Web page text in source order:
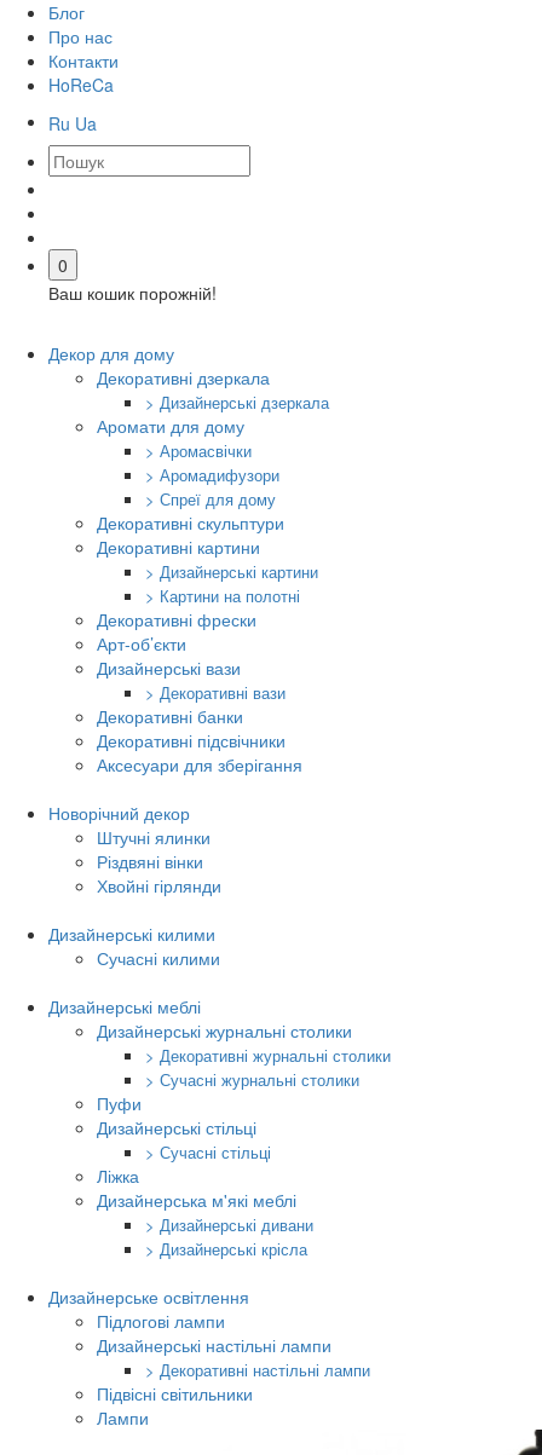
Блог
Про нас
Контакти
HoReCa
Ru Ua
0
Ваш кошик порожній!
Декор для дому
Декоративні дзеркала
> Дизайнерські дзеркала
Аромати для дому
> Аромасвічки
> Аромадифузори
> Спреї для дому
Декоративні скульптури
Декоративні картини
> Дизайнерські картини
> Картини на полотні
Декоративні фрески
Арт-об’єкти
Дизайнерські вази
> Декоративні вази
Декоративні банки
Декоративні підсвічники
Аксесуари для зберігання
Новорічний декор
Штучні ялинки
Різдвяні вінки
Хвойні гірлянди
Дизайнерські килими
Сучасні килими
Дизайнерські меблі
Дизайнерські журнальні столики
> Декоративні журнальні столики
> Сучасні журнальні столики
Пуфи
Дизайнерські стільці
> Сучасні стільці
Ліжка
Дизайнерська м'які меблі
> Дизайнерські дивани
> Дизайнерські крісла
Дизайнерське освітлення
Підлогові лампи
Дизайнерські настільні лампи
> Декоративні настільні лампи
Підвісні світильники
Лампи